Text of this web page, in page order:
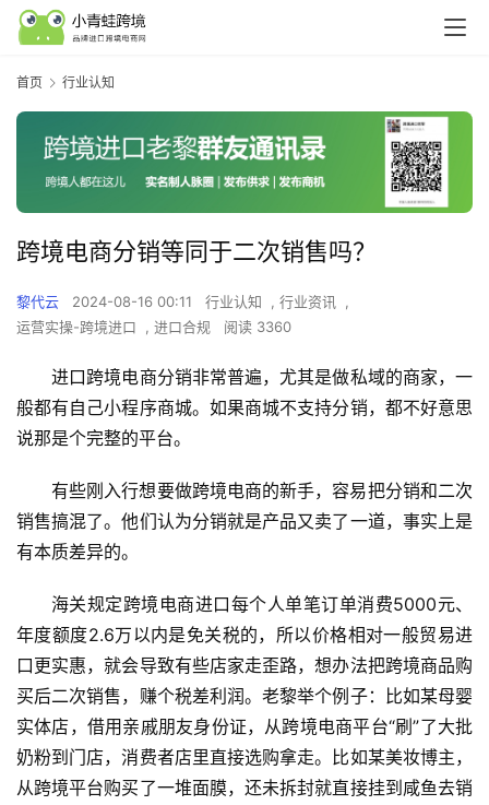
首页 行业认知
跨境电商分销等同于二次销售吗？
黎代云 2024-08-16 00:11 行业认知 , 行业资讯
,
运营实操-跨境进口
, 进口合规 阅读 3360
​进口跨境电商分销非常普遍，尤其是做私域的商家，一
般都有自己小程序商城。如果商城不支持分销，都不好意思
说那是个完整的平台。
有些刚入行想要做跨境电商的新手，容易把分销和二次
销售搞混了。他们认为分销就是产品又卖了一道，事实上是
有本质差异的。
海关规定跨境电商进口每个人单笔订单消费5000元、
年度额度2.6万以内是免关税的，所以价格相对一般贸易进
口更实惠，就会导致有些店家走歪路，想办法把跨境商品购
买后二次销售，赚个税差利润。老黎举个例子：比如某母婴
实体店，借用亲戚朋友身份证，从跨境电商平台“刷”了大批
奶粉到门店，消费者店里直接选购拿走。比如某美妆博主，
从跨境平台购买了一堆面膜，还未拆封就直接挂到咸鱼去销